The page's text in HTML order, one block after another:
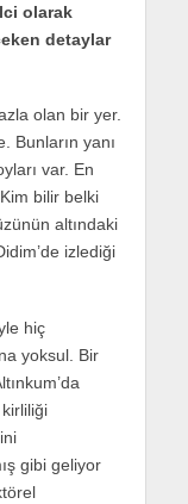
olarak
detaylar
olan bir yer.
Bunların yanı
var. En
bilir belki
altındaki
izlediği
hiç
yoksul. Bir
gibi geliyor